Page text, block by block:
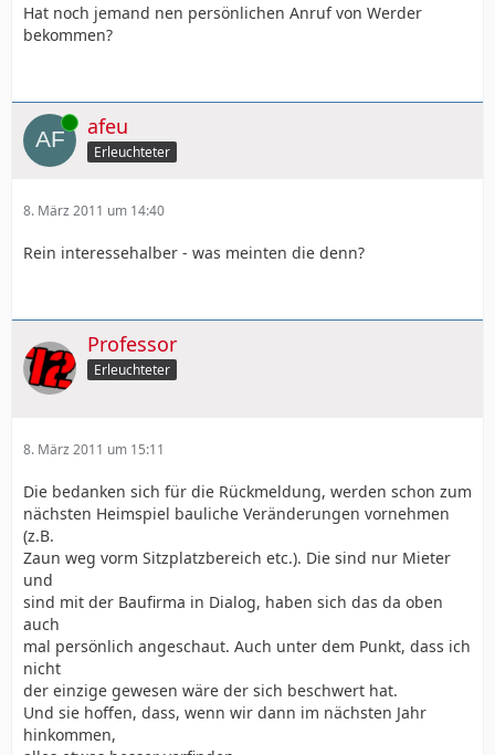
Hat noch jemand nen persönlichen Anruf von Werder
bekommen?
Online afeu
Erleuchteter
8. März 2011 um 14:40
Rein interessehalber - was meinten die denn?
Professor
Erleuchteter
8. März 2011 um 15:11
Die bedanken sich für die Rückmeldung, werden schon zum
nächsten Heimspiel bauliche Veränderungen vornehmen
(z.B.
Zaun weg vorm Sitzplatzbereich etc.). Die sind nur Mieter
und
sind mit der Baufirma in Dialog, haben sich das da oben
auch
mal persönlich angeschaut. Auch unter dem Punkt, dass ich
nicht
der einzige gewesen wäre der sich beschwert hat.
Und sie hoffen, dass, wenn wir dann im nächsten Jahr
hinkommen,